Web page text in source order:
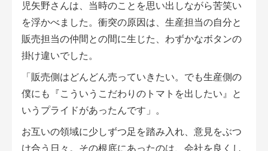
児矢野さんは、当時のことを思い出しながら苦笑い
を浮かべました。衝突の原因は、生産担当の自分と
販売担当の仲間との間に生じた、わずかなボタンの
掛け違いでした。
「販売側はどんどん売っていきたい。でも生産側の
僕にも『こういうこだわりのトマトを出したい』と
いうプライドがあったんです」。
お互いの領域に少しずつ足を踏み入れ、意見をぶつ
け合う日々。その根底にあったのは、会社を良くし